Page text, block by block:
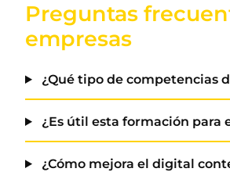
Preguntas
empresas
¿Qué tipo de competencias
¿Es útil esta formación para
¿Cómo mejora el digital